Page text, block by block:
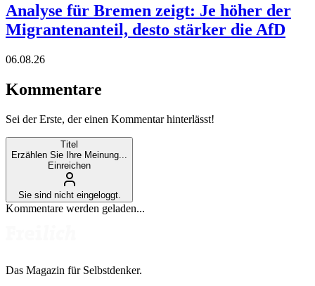
Analyse für Bremen zeigt: Je höher der
Migrantenanteil, desto stärker die AfD
06.08.26
Kommentare
Sei der Erste, der einen Kommentar hinterlässt!
Titel
Erzählen Sie Ihre Meinung...
Einreichen
Sie sind nicht eingeloggt.
Kommentare werden geladen...
Das Magazin für Selbstdenker.